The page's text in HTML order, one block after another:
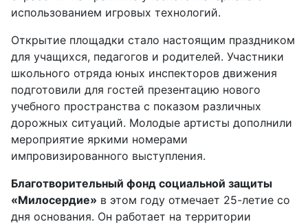
использованием игровых технологий.
Открытие площадки стало настоящим праздником
для учащихся, педагогов и родителей. Участники
школьного отряда юных инспекторов движения
подготовили для гостей презентацию нового
учебного пространства с показом различных
дорожных ситуаций. Молодые артисты дополнили
мероприятие яркими номерами
импровизированного выступления.
Благотворительный фонд социальной защиты
«Милосердие» в этом году отмечает 25-летие со
дня основания. Он работает на территории